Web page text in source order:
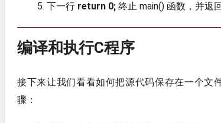
下一行 return 0; 终止 main() 函数，并返
编译和执行C程序
接下来让我们看看如何把源代码保存在一个文
骤：